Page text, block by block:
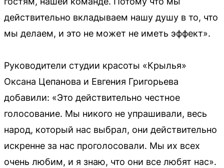
действительно вкладываем нашу душу в то, что
мы делаем, и это не может не иметь эффект».
Руководители студии красоты «Крылья»
Оксана Цепанова и Евгения Григорьева
добавили: «Это действительно честное
голосование. Мы никого не упрашивали, весь
народ, который нас выбрал, они действительно
искренне за нас проголосовали. Мы их всех
очень любим, и я знаю, что они все любят нас».